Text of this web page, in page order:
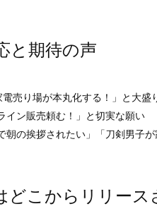
と期待の声
売り場が本丸化する！」と大盛
イン販売頼む！」と切実な願い
朝の挨拶されたい」「刀剣男子
どこからリリース